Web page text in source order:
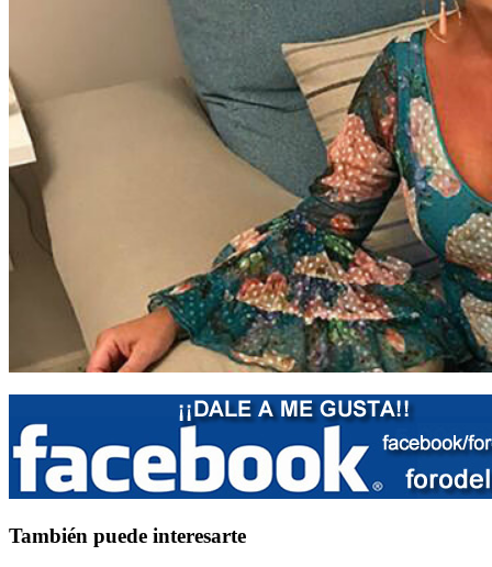
También puede interesarte